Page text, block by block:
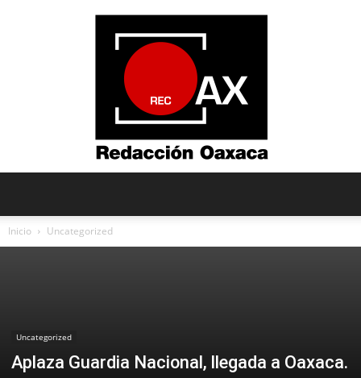
Inicio Uncategorized
Uncategorized
Aplaza Guardia Nacional, llegada a Oaxaca.